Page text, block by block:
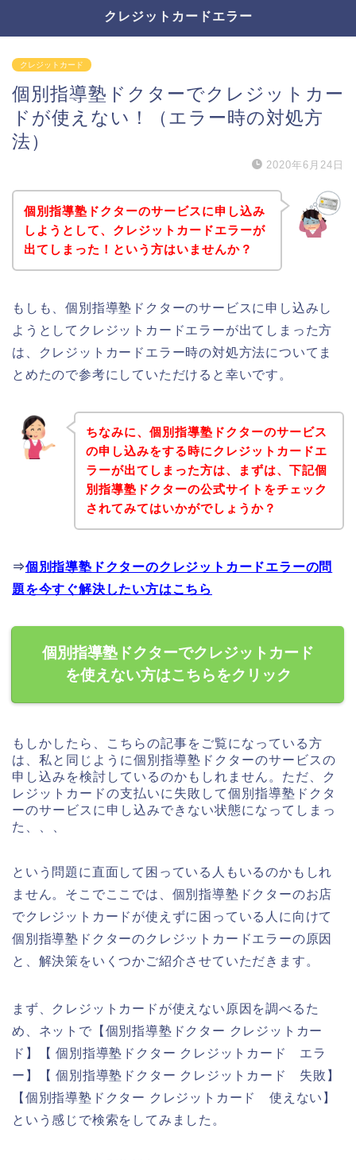
クレジットカードエラー
クレジットカード
個別指導塾ドクターでクレジットカー
ドが使えない！（エラー時の対処方
法）
2020年6月24日
個別指導塾ドクターのサービスに申し込み
しようとして、クレジットカードエラーが
出てしまった！という方はいませんか？
もしも、個別指導塾ドクターのサービスに申し込みし
ようとしてクレジットカードエラーが出てしまった方
は、クレジットカードエラー時の対処方法についてま
とめたので参考にしていただけると幸いです。
ちなみに、個別指導塾ドクターのサービス
の申し込みをする時にクレジットカードエ
ラーが出てしまった方は、まずは、下記個
別指導塾ドクターの公式サイトをチェック
されてみてはいかがでしょうか？
⇒個別指導塾ドクターのクレジットカードエラーの問
題を今すぐ解決したい方はこちら
個別指導塾ドクターでクレジットカード
を使えない方はこちらをクリック
もしかしたら、こちらの記事をご覧になっている方
は、私と同じように個別指導塾ドクターのサービスの
申し込みを検討しているのかもしれません。ただ、ク
レジットカードの支払いに失敗して個別指導塾ドクタ
ーのサービスに申し込みできない状態になってしまっ
た、、、
という問題に直面して困っている人もいるのかもしれ
ません。そこでここでは、個別指導塾ドクターのお店
でクレジットカードが使えずに困っている人に向けて
個別指導塾ドクターのクレジットカードエラーの原因
と、解決策をいくつかご紹介させていただきます。
まず、クレジットカードが使えない原因を調べるた
め、ネットで【個別指導塾ドクター クレジットカー
ド】【 個別指導塾ドクター クレジットカード エラ
ー】【 個別指導塾ドクター クレジットカード 失敗】
【個別指導塾ドクター クレジットカード 使えない】
という感じで検索をしてみました。